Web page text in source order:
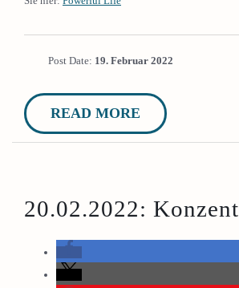
Post Date: 19. Februar 2022
READ MORE
20.02.2022: